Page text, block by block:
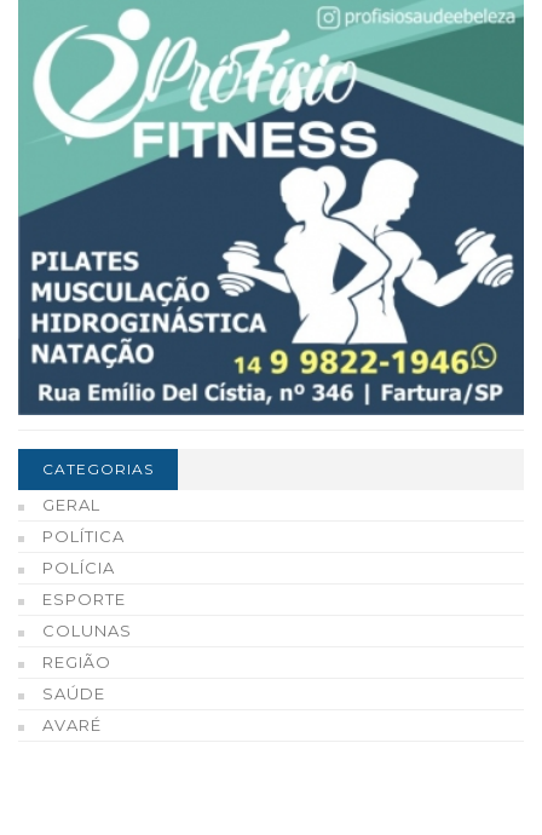
CATEGORIAS
GERAL
POLÍTICA
POLÍCIA
ESPORTE
COLUNAS
REGIÃO
SAÚDE
AVARÉ